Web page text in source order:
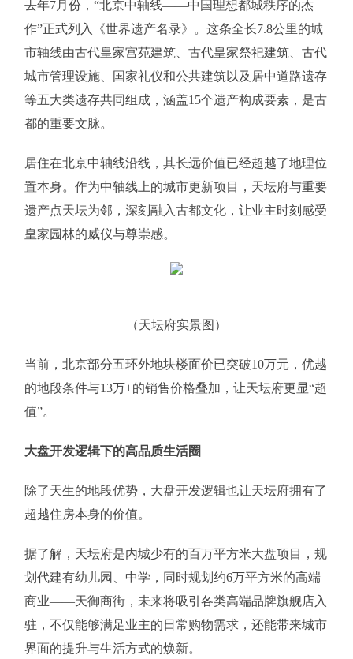
去年7月份，“北京中轴线——中国理想都城秩序的杰
作”正式列入《世界遗产名录》。这条全长7.8公里的城
市轴线由古代皇家宫苑建筑、古代皇家祭祀建筑、古代
城市管理设施、国家礼仪和公共建筑以及居中道路遗存
等五大类遗存共同组成，涵盖15个遗产构成要素，是古
都的重要文脉。
居住在北京中轴线沿线，其长远价值已经超越了地理位
置本身。作为中轴线上的城市更新项目，天坛府与重要
遗产点天坛为邻，深刻融入古都文化，让业主时刻感受
皇家园林的威仪与尊崇感。
（天坛府实景图）
当前，北京部分五环外地块楼面价已突破10万元，优越
的地段条件与13万+的销售价格叠加，让天坛府更显“超
值”。
大盘开发逻辑下的高品质生活圈
除了天生的地段优势，大盘开发逻辑也让天坛府拥有了
超越住房本身的价值。
据了解，天坛府是内城少有的百万平方米大盘项目，规
划代建有幼儿园、中学，同时规划约6万平方米的高端
商业——天御商街，未来将吸引各类高端品牌旗舰店入
驻，不仅能够满足业主的日常购物需求，还能带来城市
界面的提升与生活方式的焕新。